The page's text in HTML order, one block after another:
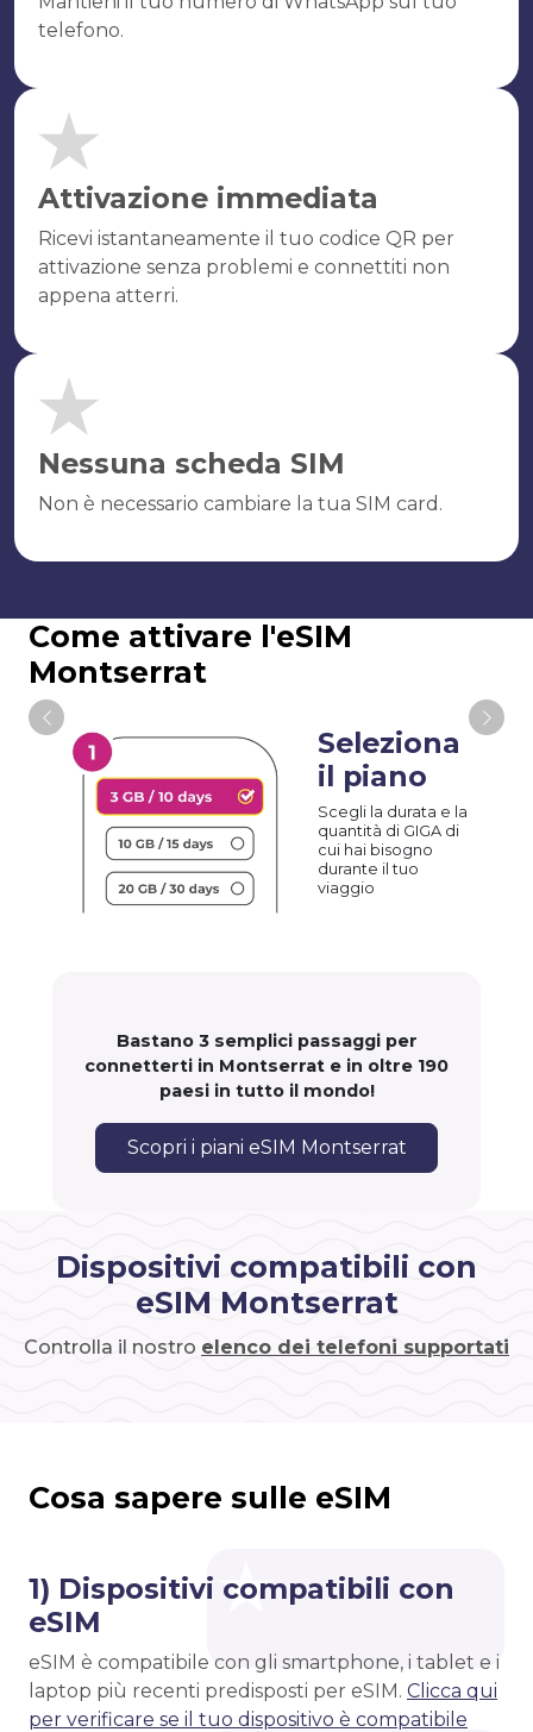
telefono.
Attivazione immediata
Ricevi istantaneamente il tuo codice QR per
attivazione senza problemi e connettiti non
appena atterri.
Nessuna scheda SIM
Non è necessario cambiare la tua SIM card.
Come attivare l'eSIM
Montserrat
Seleziona
il piano
Scegli la durata e la
quantità di GIGA di
cui hai bisogno
durante il tuo
viaggio
Bastano 3 semplici passaggi per
connetterti in Montserrat e in oltre 190
paesi in tutto il mondo!
Scopri i piani eSIM Montserrat
Dispositivi compatibili con
eSIM Montserrat
Controlla il nostro elenco dei telefoni supportati
Cosa sapere sulle eSIM
1) Dispositivi compatibili con
eSIM
eSIM è compatibile con gli smartphone, i tablet e i
laptop più recenti predisposti per eSIM. Clicca qui
per verificare se il tuo dispositivo è compatibile